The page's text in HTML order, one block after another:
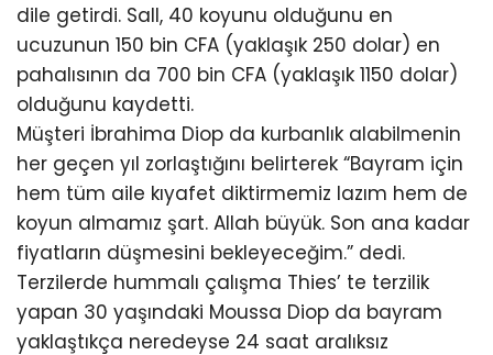
dile getirdi. Sall, 40 koyunu olduğunu en
ucuzunun 150 bin CFA (yaklaşık 250 dolar) en
pahalısının da 700 bin CFA (yaklaşık 1150 dolar)
olduğunu kaydetti.
Müşteri İbrahima Diop da kurbanlık alabilmenin
her geçen yıl zorlaştığını belirterek “Bayram için
hem tüm aile kıyafet diktirmemiz lazım hem de
koyun almamız şart. Allah büyük. Son ana kadar
fiyatların düşmesini bekleyeceğim.” dedi.
Terzilerde hummalı çalışma Thies’ te terzilik
yapan 30 yaşındaki Moussa Diop da bayram
yaklaştıkça neredeyse 24 saat aralıksız